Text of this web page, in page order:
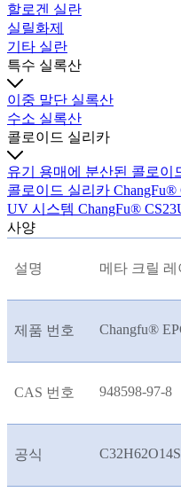
할로겐 실란
실릴화제
기타 실란
특수 실록산
이중 말단 실록산
수소 실록산
콜로이드 실리카
유기 용매에 분산된 콜로이
콜로이드 실리카 ChangFu®
UV 시스템 ChangFu®
사양
설명 메타 크릴
제품 번호 Changfu®
CAS 번호 948598-97-8
공식